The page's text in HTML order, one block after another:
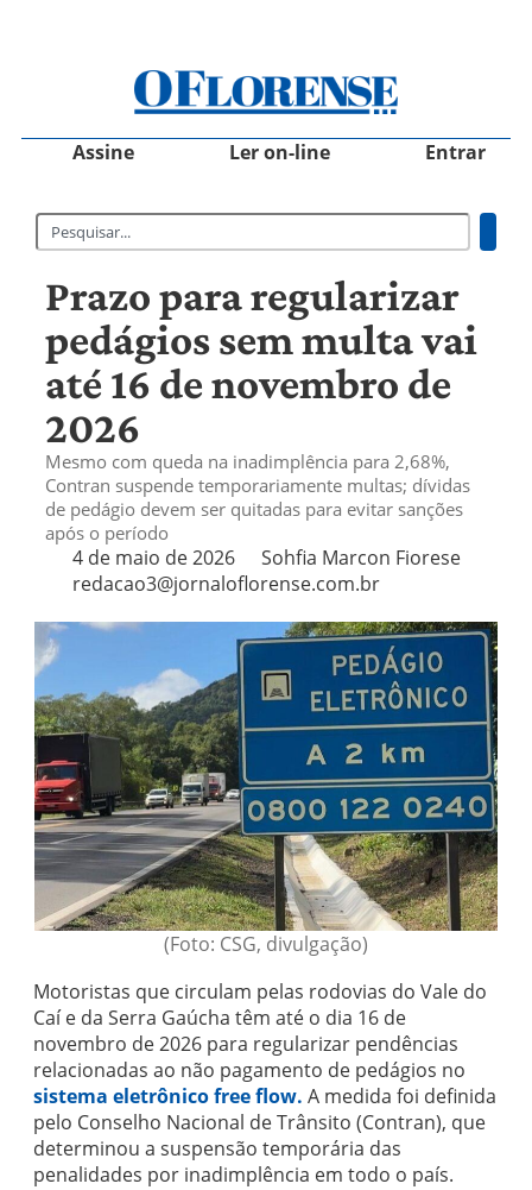
Assine Ler on-line Entrar
Prazo para regularizar
pedágios sem multa vai
até 16 de novembro de
2026
Mesmo com queda na inadimplência para 2,68%,
Contran suspende temporariamente multas; dívidas
de pedágio devem ser quitadas para evitar sanções
após o período
4 de maio de 2026
Sohfia Marcon Fiorese
redacao3@jornaloflorense.com.br
(Foto: CSG, divulgação)
Motoristas que circulam pelas rodovias do Vale do
Caí e da Serra Gaúcha têm até o dia 16 de
novembro de 2026 para regularizar pendências
relacionadas ao não pagamento de pedágios no
sistema eletrônico free flow. A medida foi definida
pelo Conselho Nacional de Trânsito (Contran), que
determinou a suspensão temporária das
penalidades por inadimplência em todo o país.